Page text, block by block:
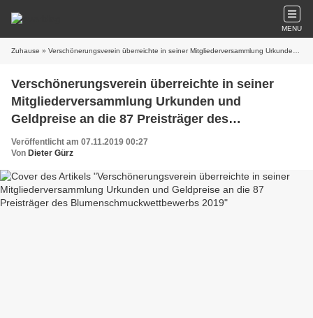
MENU
Zuhause » Verschönerungsverein überreichte in seiner Mitgliederversammlung Urkunden und Geldpreise an die 87 Preisträger des Blumenschmuckwettbewerbs 2019
Verschönerungsverein überreichte in seiner
Mitgliederversammlung Urkunden und
Geldpreise an die 87 Preisträger des
Blumenschmuckwettbewerbs 2019
Veröffentlicht am 07.11.2019 00:27
Von Dieter Gürz